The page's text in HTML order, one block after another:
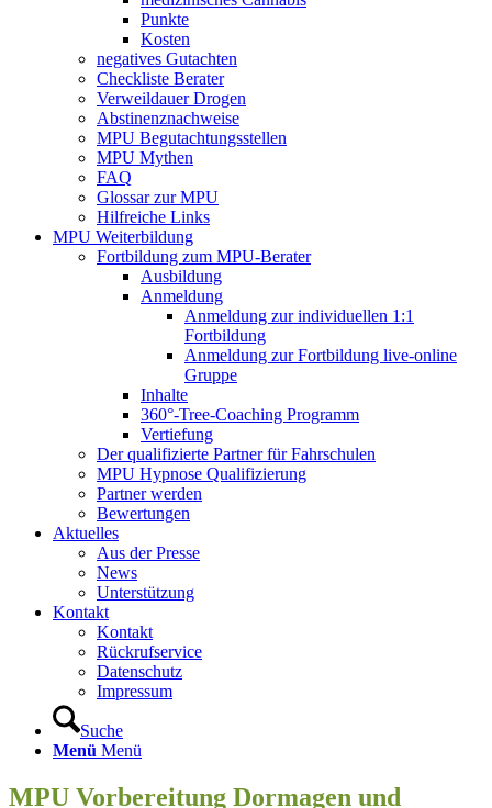
Punkte
Kosten
negatives Gutachten
Checkliste Berater
Verweildauer Drogen
Abstinenznachweise
MPU Begutachtungsstellen
MPU Mythen
FAQ
Glossar zur MPU
Hilfreiche Links
MPU Weiterbildung
Fortbildung zum MPU-Berater
Ausbildung
Anmeldung
Anmeldung zur individuellen 1:1
Fortbildung
Anmeldung zur Fortbildung live-online
Gruppe
Inhalte
360°-Tree-Coaching Programm
Vertiefung
Der qualifizierte Partner für Fahrschulen
MPU Hypnose Qualifizierung
Partner werden
Bewertungen
Aktuelles
Aus der Presse
News
Unterstützung
Kontakt
Kontakt
Rückrufservice
Datenschutz
Impressum
Suche
Menü Menü
MPU Vorbereitung Dormagen und